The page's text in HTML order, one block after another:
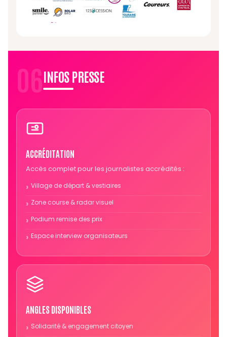
06INFOS PRESSE
ACCRÉDITATION
Accès complet pour les journalistes accrédités :
Village de départ & vestiaires
Zone course & radar visuel
Podium remise des prix
Espace interview organisateurs
ANGLES DISPONIBLES
Solidarité & engagement citoyen